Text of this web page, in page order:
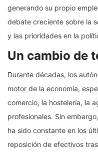
generando su propio
debate creciente sobre la
y las prioridades en la
Un cambio de
Durante décadas, los
motor de la economía,
comercio, la hostelería, la
profesionales. Sin
ha sido constante en los
reposición de efectivos